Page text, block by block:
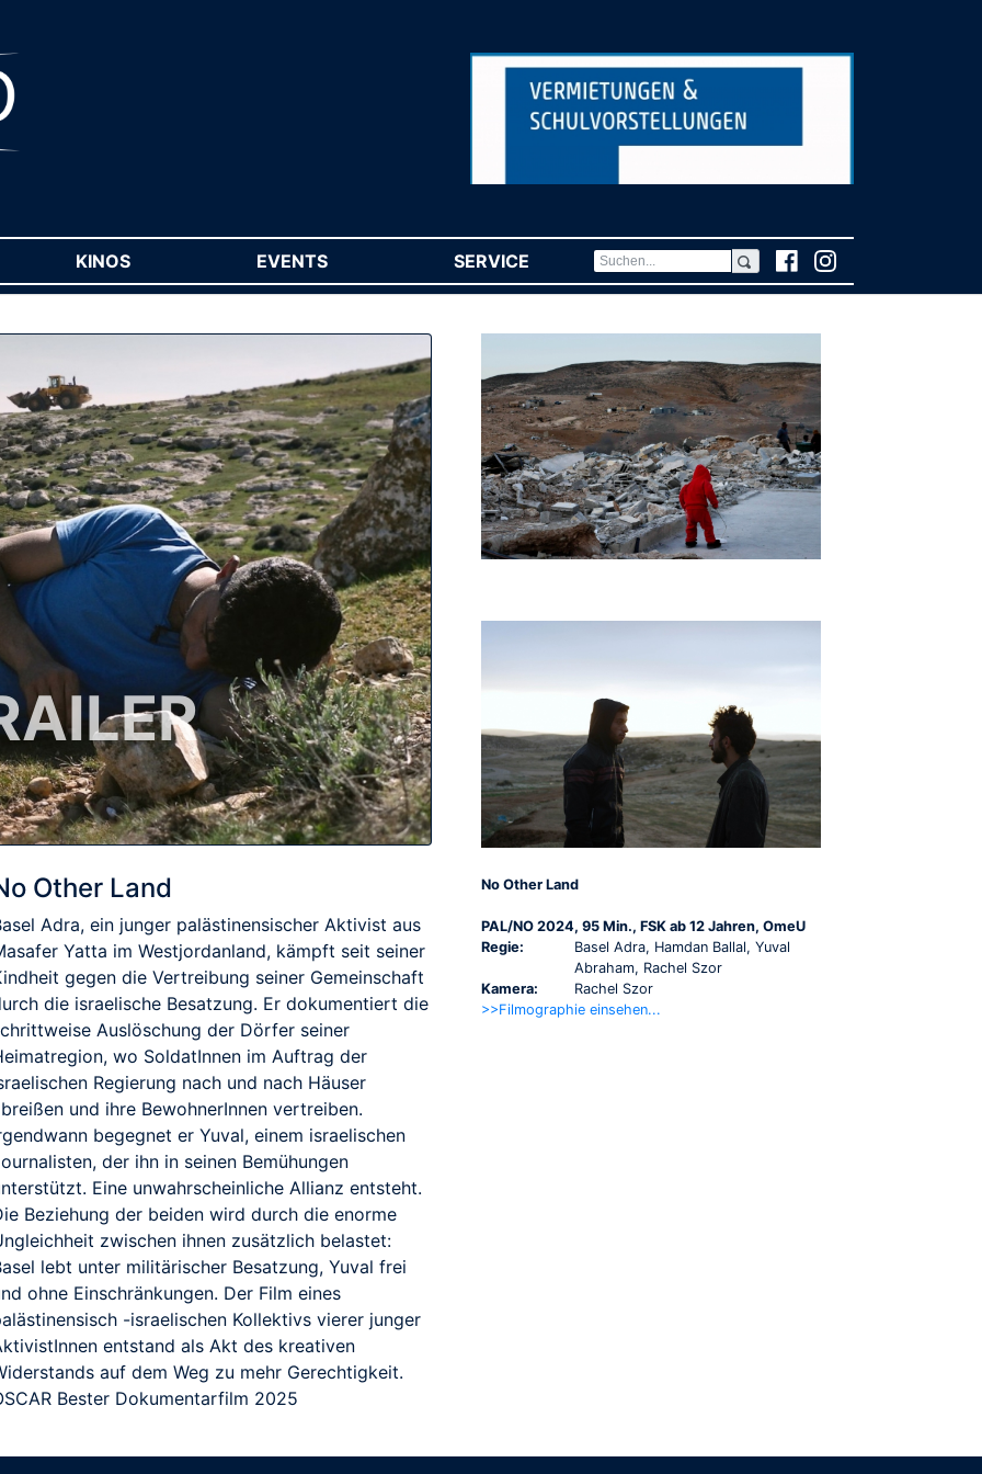
KINOS EVENTS SERVICE (CURRENT)
Other Land
Adra, ein junger palästinensischer Aktivist aus
Yatta im Westjordanland, kämpft seit seiner
gegen die Vertreibung seiner Gemeinschaft
die israelische Besatzung. Er dokumentiert die
Auslöschung der Dörfer seiner
wo SoldatInnen im Auftrag der
Regierung nach und nach Häuser
und ihre BewohnerInnen vertreiben.
begegnet er Yuval, einem israelischen
der ihn in seinen Bemühungen
Eine unwahrscheinliche Allianz entsteht.
Beziehung der beiden wird durch die enorme
zwischen ihnen zusätzlich belastet:
lebt unter militärischer Besatzung, Yuval frei
ohne Einschränkungen. Der Film eines
-israelischen Kollektivs vierer junger
entstand als Akt des kreativen
auf dem Weg zu mehr Gerechtigkeit.
Bester Dokumentarfilm 2025
No Other Land
PAL/NO 2024, 95 Min., FSK ab 12 Jahren, OmeU
Regie:
Basel Adra, Hamdan Ballal, Yuval
Abraham, Rachel Szor
Kamera:
Rachel Szor
>>Filmographie einsehen...